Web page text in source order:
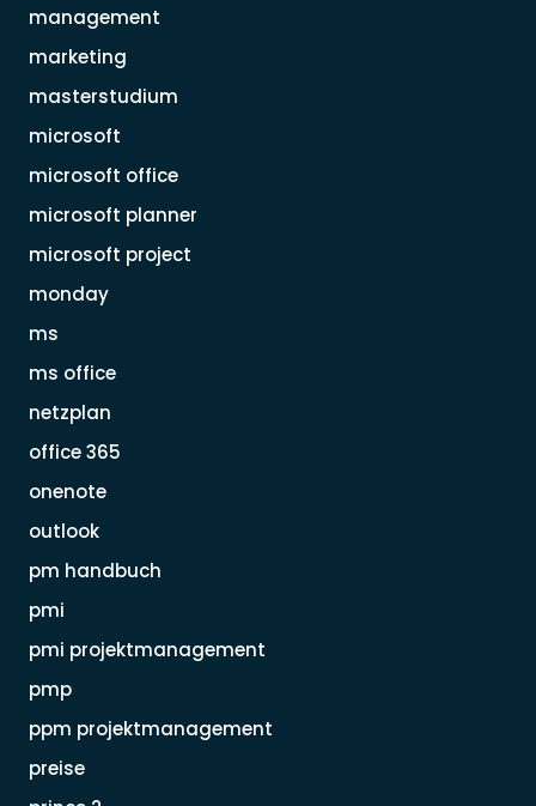
management
marketing
masterstudium
microsoft
microsoft office
microsoft planner
microsoft project
monday
ms
ms office
netzplan
office 365
onenote
outlook
pm handbuch
pmi
pmi projektmanagement
pmp
ppm projektmanagement
preise